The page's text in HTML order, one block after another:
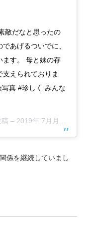
敵だなと思ったの
あげるついでに、
ます。 母と妹の存
えられておりま
真 #珍しく みんな
稿 – 2019年 7月月6日午前5時17分PDT
係を継続していまし